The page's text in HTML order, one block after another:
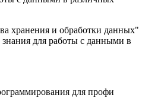
хранения и обработки данных"
для работы с данными в
для профи